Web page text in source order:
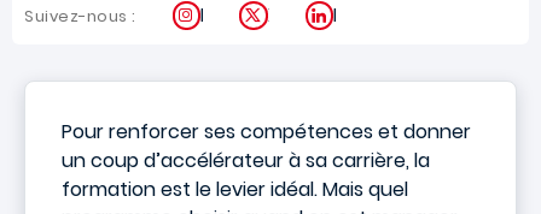
Suivez-nous : Instagram
X LinkedIn
Pour renforcer ses compétences et donner
un coup d’accélérateur à sa carrière, la
formation est le levier idéal. Mais quel